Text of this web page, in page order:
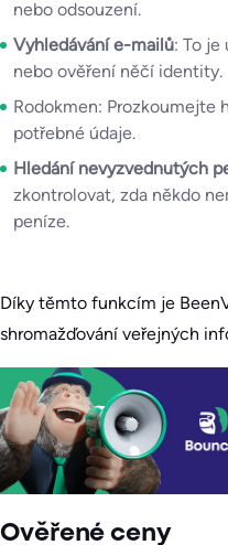
nebo odsouzení.
Vyhledávání e-mailů: To je
nebo ověření něčí identity.
Rodokmen: Prozkoumejte
potřebné údaje.
Hledání nevyzvednutých
zkontrolovat, zda někdo
peníze.
Díky těmto funkcím je
shromažďování veřejných
Ověřené ceny